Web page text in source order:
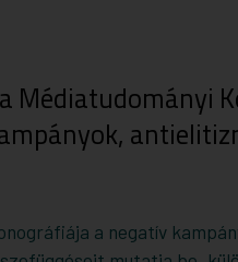
Médiatudományi
a negatív